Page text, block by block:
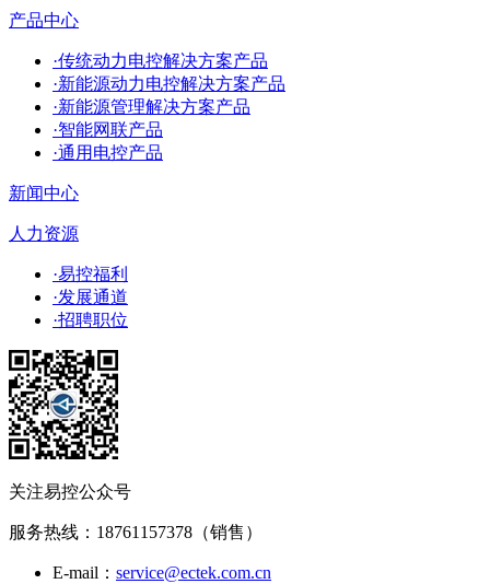
产品中心
·传统动力电控解决方案产品
·新能源动力电控解决方案产品
·新能源管理解决方案产品
·智能网联产品
·通用电控产品
新闻中心
人力资源
·易控福利
·发展通道
·招聘职位
关注易控公众号
服务热线： 18761157378（销售）
E-mail： service@ectek.com.cn